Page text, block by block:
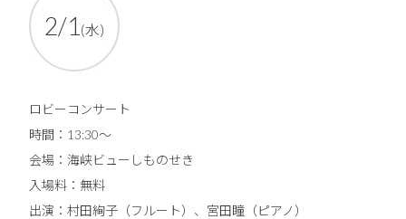
2/1 (水)
ロビーコンサート
時間：13:30〜
会場：海峡ビューしものせき
入場料：無料
出演：村田絢子（フルート）、宮田瞳（ピアノ）